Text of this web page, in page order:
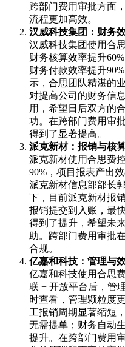
跨部门费用审批方面
流程更加高效。
汉威科技集团：财务
汉威科技集团使用合
财务核算效率提升
财务付款效率提升
示，合思团队精湛的
对提高公司的财务信
用，希望日后双方的
功。在跨部门费用审
得到了显著提高。
派克新材：报销与核
派克新材使用合思费
90%，项目报表产出
派克新材信息部部长
下，目前派克新材报
报销提交到入账，最
得到了提升，希望未
助。跨部门费用审批
合规。
亿嘉和科技：管理与
亿嘉和科技使用合思
联 + 开放平台后，管
时查看，管理颗粒度
工报销周期显著缩短
无需提单；财务自动
提升。在跨部门费用